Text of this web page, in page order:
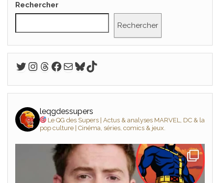
Rechercher
Rechercher
Twitter
Instagram
Threads
Facebook
E-mail
Bluesky
TikTok
leqgdessupers
Le QG des Supers | Actus & analyses MARVEL, DC & la
pop culture | Cinéma, séries, comics & jeux.